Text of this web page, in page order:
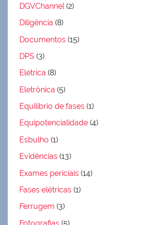
DGVChannel(2)
Diligência (8)
Documentos (15)
DPS (3)
Elétrica (8)
Eletrônica (5)
Equilíbrio de fases (1)
Equipotencialidade (4)
Esbulho (1)
Evidências (13)
Exames periciais (14)
Fases elétricas (1)
Ferrugem (3)
Fotografias (5)